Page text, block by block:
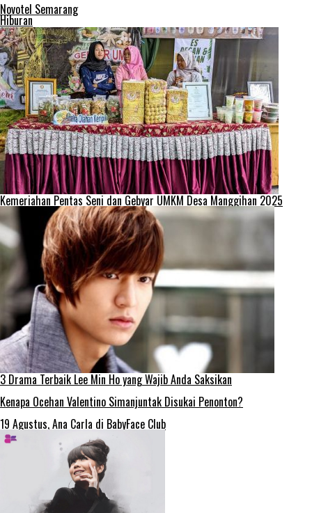
Novotel Semarang
Hiburan
Kemeriahan Pentas Seni dan Gebyar UMKM Desa Manggihan 2025
3 Drama Terbaik Lee Min Ho yang Wajib Anda Saksikan
Kenapa Ocehan Valentino Simanjuntak Disukai Penonton?
19 Agustus, Ana Carla di BabyFace Club